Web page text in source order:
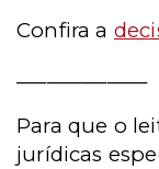
Confira a
Para que o
jurídicas